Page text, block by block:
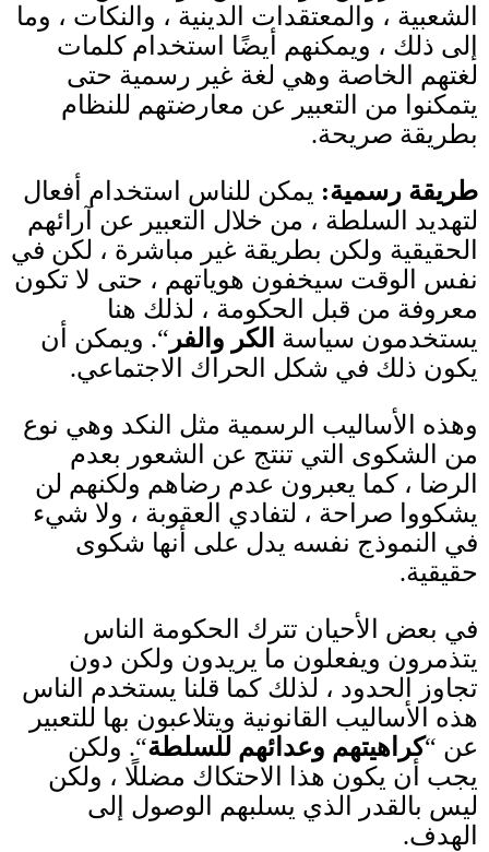
الشعبية ، والمعتقدات الدينية ، والنكات ، وما
إلى ذلك ، ويمكنهم أيضًا استخدام كلمات
لغتهم الخاصة وهي لغة غير رسمية حتى
يتمكنوا من التعبير عن معارضتهم للنظام
بطريقة صريحة.
طريقة رسمية: يمكن للناس استخدام أفعال
لتهديد السلطة ، من خلال التعبير عن آرائهم
الحقيقية ولكن بطريقة غير مباشرة ، لكن في
نفس الوقت سيخفون هوياتهم ، حتى لا تكون
معروفة من قبل الحكومة ، لذلك هنا
يستخدمون سياسة الكر والفر “. ويمكن أن
يكون ذلك في شكل الحراك الاجتماعي.
وهذه الأساليب الرسمية مثل النكد وهي نوع
من الشكوى التي تنتج عن الشعور بعدم
الرضا ، كما يعبرون عدم رضاهم ولكنهم لن
يشكووا صراحة ، لتفادي العقوبة ، ولا شيء
في النموذج نفسه يدل على أنها شكوى
حقيقية.
في بعض الأحيان تترك الحكومة الناس
يتذمرون ويفعلون ما يريدون ولكن دون
تجاوز الحدود ، لذلك كما قلنا يستخدم الناس
هذه الأساليب القانونية ويتلاعبون بها للتعبير
عن “كراهيتهم وعدائهم للسلطة“. ولكن
يجب أن يكون هذا الاحتكاك مضللًا ، ولكن
ليس بالقدر الذي يسلبهم الوصول إلى
الهدف.